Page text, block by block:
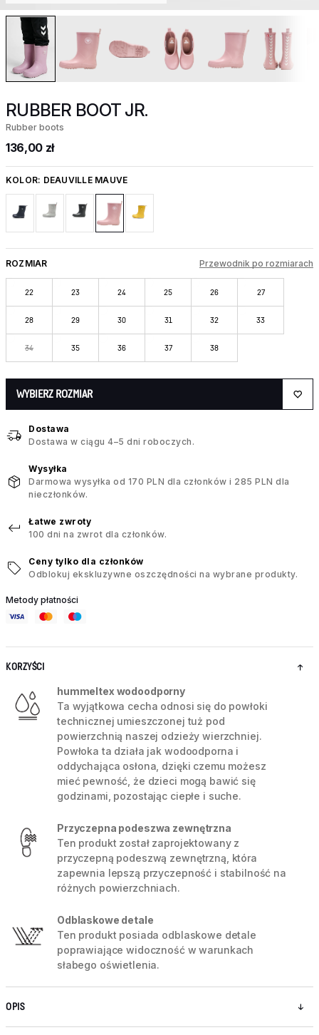
RUBBER BOOT JR.
Rubber boots
136,00 zł
KOLOR: DEAUVILLE MAUVE
ROZMIAR Przewodnik po rozmiarach
22 23 24 25 26 27
28 29 30 31 32 33
34 35 36 37 38
WYBIERZ ROZMIAR
Dostawa
Dostawa w ciągu 4–5 dni roboczych.
Wysyłka
Darmowa wysyłka od 170 PLN dla członków i 285 PLN dla
nieczłonków.
Łatwe zwroty
100 dni na zwrot dla członków.
Ceny tylko dla członków
Odblokuj ekskluzywne oszczędności na wybrane produkty.
Metody płatności
KORZYŚCI
hummeltex wodoodporny
Ta wyjątkowa cecha odnosi się do powłoki
technicznej umieszczonej tuż pod
powierzchnią naszej odzieży wierzchniej.
Powłoka ta działa jak wodoodporna i
oddychająca osłona, dzięki czemu możesz
mieć pewność, że dzieci mogą bawić się
godzinami, pozostając ciepłe i suche.
Przyczepna podeszwa zewnętrzna
Ten produkt został zaprojektowany z
przyczepną podeszwą zewnętrzną, która
zapewnia lepszą przyczepność i stabilność na
różnych powierzchniach.
Odblaskowe detale
Ten produkt posiada odblaskowe detale
poprawiające widoczność w warunkach
słabego oświetlenia.
OPIS